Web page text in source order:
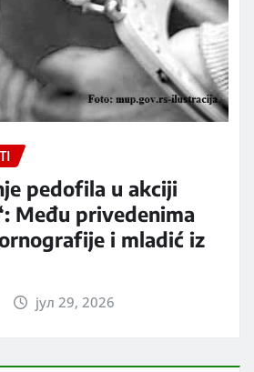
pedofila u akciji
Među privedenima
i mladić iz
јул 29, 2026